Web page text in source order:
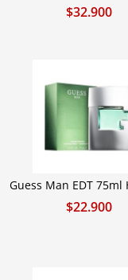
$32.900
Guess Man EDT 75ml
$22.900